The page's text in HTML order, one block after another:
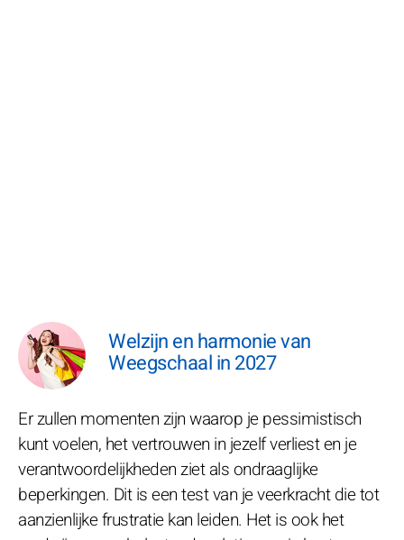
Welzijn en harmonie van
Weegschaal in 2027
Er zullen momenten zijn waarop je pessimistisch
kunt voelen, het vertrouwen in jezelf verliest en je
verantwoordelijkheden ziet als ondraaglijke
beperkingen. Dit is een test van je veerkracht die tot
aanzienlijke frustratie kan leiden. Het is ook het